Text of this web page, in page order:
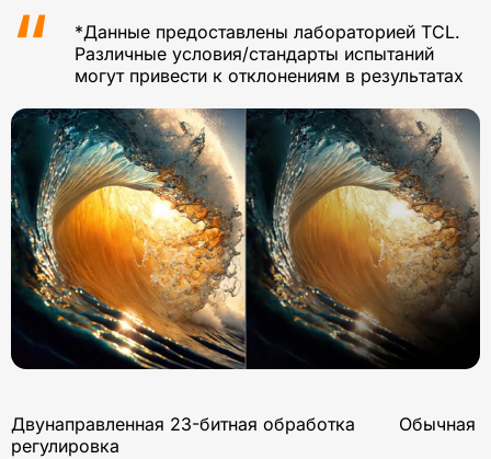
*Данные предоставлены лабораторией TCL.
Различные условия/стандарты испытаний
могут привести к отклонениям в результатах
Двунаправленная 23-битная обработка Обычная
регулировка